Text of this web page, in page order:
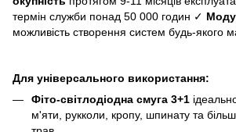
термін служби понад 50 000 годин ✓
можливість створення систем будь-якого
Для універсального використання:
Фіто-світлодіодна смуга 3+1
м'яти, рукколи, кропу, шпинату та